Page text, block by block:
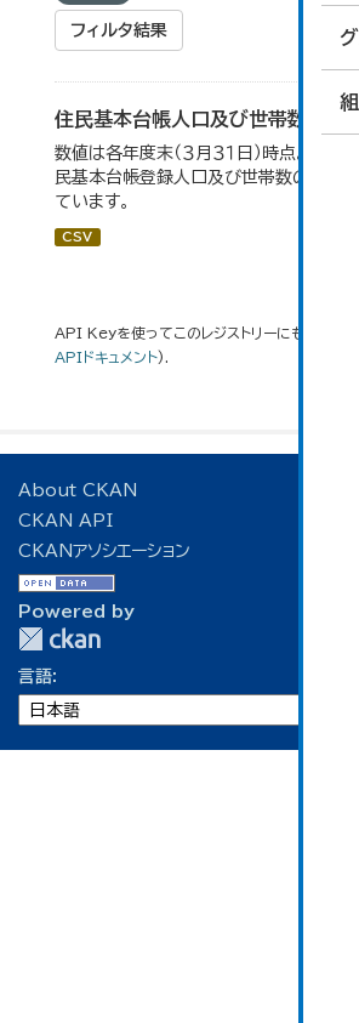
フィルタ結果
住民基本台帳人口及び世帯数の推移
数値は各年度末（３月３１日）時点。大仙
民基本台帳登録人口及び世帯数の推移」
ています。
CSV
API Keyを使ってこのレジストリーにもアクセ
APIドキュメント).
About CKAN
CKAN API
CKANアソシエーション
Powered by
言語